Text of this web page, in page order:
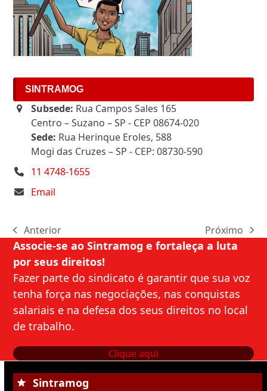
SINTRAMOG
Subsede: Rua Campos Sales 165
Centro – Suzano – SP - CEP 08674-020
Sede: Rua Herinque Eroles, 588
Mogi das Cruzes – SP - CEP: 08730-590
11 4748-1655
Email
previous
post:
Anterior
next
post:
Próximo
Associe-se ao Sintramog e fortaleça a luta
por seus direitos!
Fazer parte do sindicato é garantir que sua voz
tenha força nas negociações, nas conquistas
salariais e na defesa dos seus direitos no local
de trabalho.
Clique aqui
Sintramog